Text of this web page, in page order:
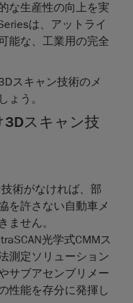
な生産性の向上を実
は、アットライ
能な、工業用の完全
スキャン技術のメ
ょう。
3Dスキャン技
術がなければ、部
を許さない自動車メ
ません。
光学式CMMス
測定ソリューション
サブアセンブリメー
性能を存分に発揮し